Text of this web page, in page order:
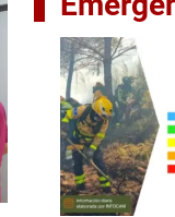
El jefe del